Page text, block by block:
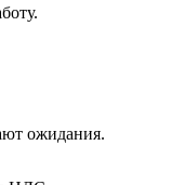
ожидания.